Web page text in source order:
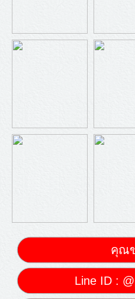
คุณ
Line ID :